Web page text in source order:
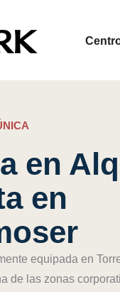
en
en
equipada en
de las zonas